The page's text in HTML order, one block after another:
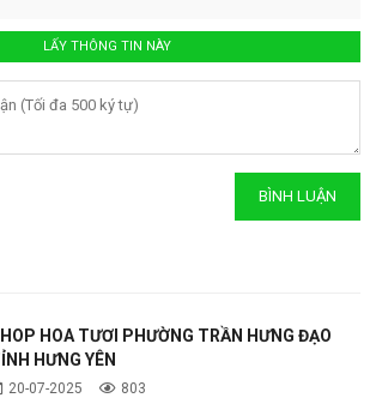
HOA TƯƠI PHƯỜNG TRẦN HƯNG ĐẠO
HƯNG YÊN
20-07-2025 803